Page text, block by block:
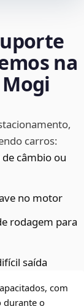
na
carros:
câmbio ou
no motor
rodagem para
saída
com
durante o